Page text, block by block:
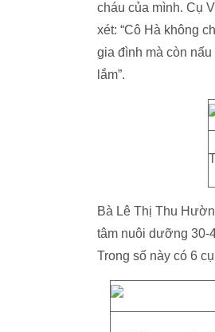
cháu của mình. Cụ
xét: “Cô Hà không
gia đình mà còn
lắm”.
Bà Lê Thị Thu
tâm nuôi dưỡng 30-
Trong số này có 6